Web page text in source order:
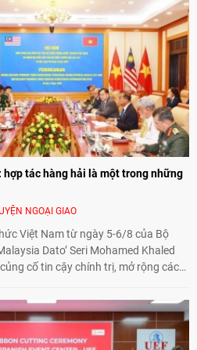
thực phẩm Hoa Kỳ - Việt Nam",
đổi số, hiện đại hóa nông nghiệp
triển giữa hai nước.
tác hàng hải là một trong những
NGOẠI GIAO
Việt Nam từ ngày 5-6/8 của Bộ
Dato’ Seri Mohamed Khaled
cố tin cậy chính trị, mở rộng các
càng thực chất.